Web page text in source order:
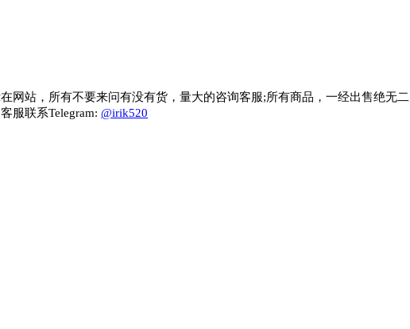
网站，所有不要来问有没有货，量大的咨询客服;所有商品，一经出售绝无
服联系Telegram: @irik520